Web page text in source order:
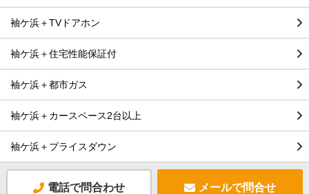
袖ケ浜＋TVドアホン
袖ケ浜＋住宅性能保証付
袖ケ浜＋都市ガス
袖ケ浜＋カースペース2台以上
袖ケ浜＋プライスダウン
電話で問合わせ メールで問合せ